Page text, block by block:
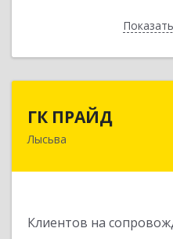
ГК ПРАЙД
Лысьва
Клиентов на
618909, Пермский